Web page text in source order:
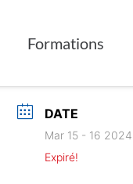
Formations
DATE
Mar 15 - 16 2024
Expiré!